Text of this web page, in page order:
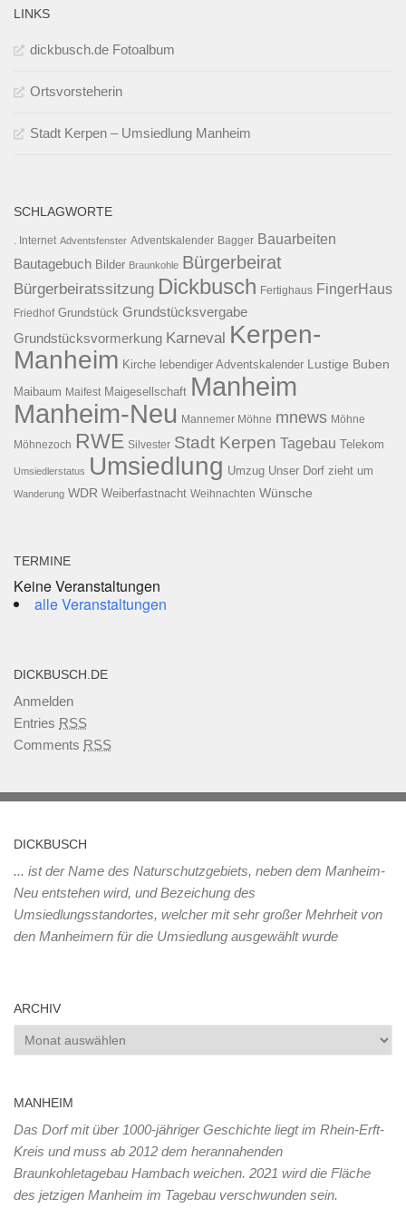
LINKS
dickbusch.de Fotoalbum
Ortsvorsteherin
Stadt Kerpen – Umsiedlung Manheim
SCHLAGWORTE
. Internet Adventsfenster Adventskalender Bagger Bauarbeiten
Bautagebuch Bilder Braunkohle Bürgerbeirat
Bürgerbeiratssitzung Dickbusch Fertighaus FingerHaus
Friedhof Grundstück Grundstücksvergabe
Grundstücksvormerkung Karneval Kerpen-
Manheim Kirche lebendiger Adventskalender Lustige Buben
Maibaum Maifest Maigesellschaft Manheim
Manheim-Neu Mannemer Möhne mnews Möhne
Möhnezoch RWE Silvester Stadt Kerpen Tagebau Telekom
Umsiedlerstatus Umsiedlung Umzug Unser Dorf zieht um
Wanderung WDR Weiberfastnacht Weihnachten Wünsche
TERMINE
Keine Veranstaltungen
alle Veranstaltungen
DICKBUSCH.DE
Anmelden
Entries RSS
Comments RSS
DICKBUSCH
... ist der Name des Naturschutzgebiets, neben dem Manheim-
Neu entstehen wird, und Bezeichung des
Umsiedlungsstandortes, welcher mit sehr großer Mehrheit von
den Manheimern für die Umsiedlung ausgewählt wurde
ARCHIV
Archiv
MANHEIM
Das Dorf mit über 1000-jähriger Geschichte liegt im Rhein-Erft-
Kreis und muss ab 2012 dem herannahenden
Braunkohletagebau Hambach weichen. 2021 wird die Fläche
des jetzigen Manheim im Tagebau verschwunden sein.